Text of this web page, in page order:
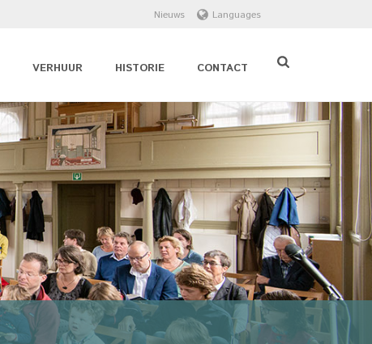
Nieuws Languages
VERHUUR HISTORIE CONTACT